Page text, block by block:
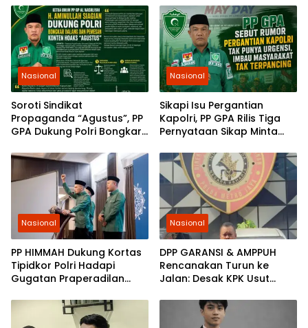
Nasional
Soroti Sindikat
Propaganda “Agustus”, PP
GPA Dukung Polri Bongkar
Konten Hoaks
Nasional
Sikapi Isu Pergantian
Kapolri, PP GPA Rilis Tiga
Pernyataan Sikap Minta
Nasional
PP HIMMAH Dukung Kortas
Tipidkor Polri Hadapi
Gugatan Praperadilan
Nasional
DPP GARANSI & AMPPUH
Rencanakan Turun ke
Jalan: Desak KPK Usut
Gembok Rp92,5 Miliar
Ditjenpas